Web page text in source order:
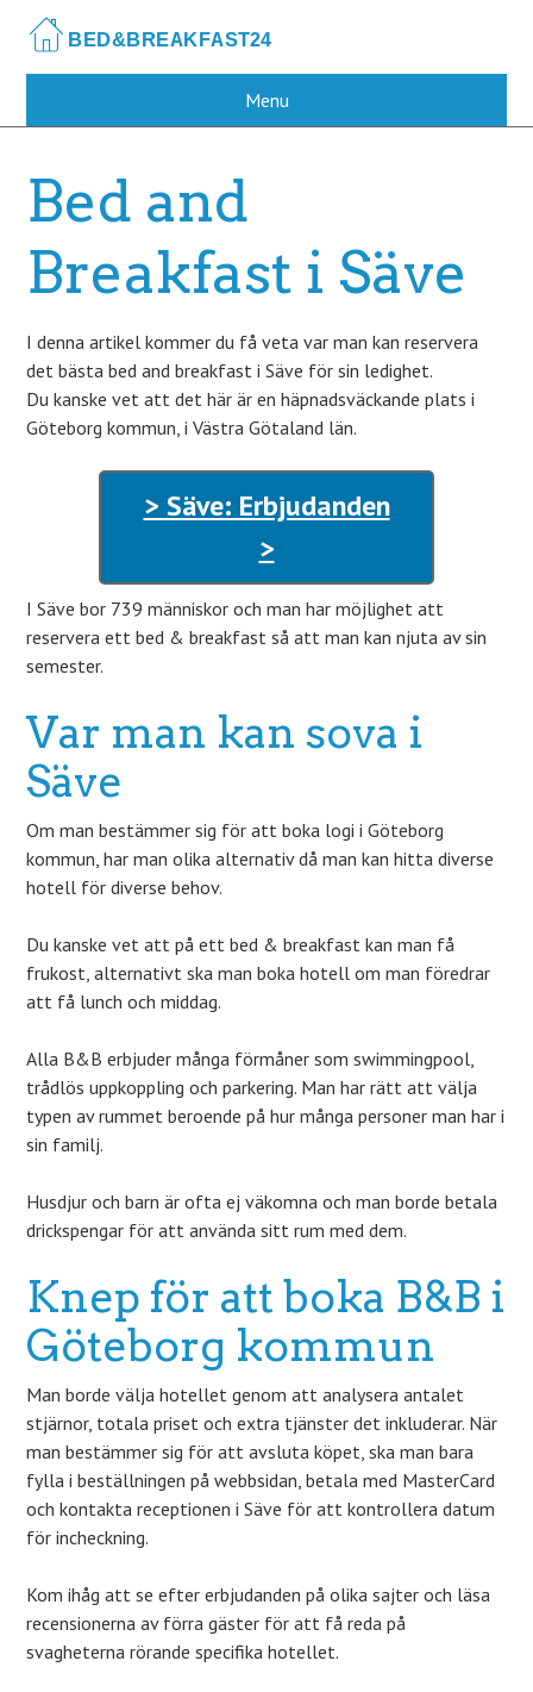
main
Menu
Bed and
Breakfast i Säve
I denna artikel kommer du få veta var man kan reservera
det bästa bed and breakfast i Säve för sin ledighet.
Du kanske vet att det här är en häpnadsväckande plats i
Göteborg kommun, i Västra Götaland län.
> Säve: Erbjudanden
>
I Säve bor 739 människor och man har möjlighet att
reservera ett bed & breakfast så att man kan njuta av sin
semester.
Var man kan sova i
Säve
Om man bestämmer sig för att boka logi i Göteborg
kommun, har man olika alternativ då man kan hitta diverse
hotell för diverse behov.
Du kanske vet att på ett bed & breakfast kan man få
frukost, alternativt ska man boka hotell om man föredrar
att få lunch och middag.
Alla B&B erbjuder många förmåner som swimmingpool,
trådlös uppkoppling och parkering. Man har rätt att välja
typen av rummet beroende på hur många personer man har i
sin familj.
Husdjur och barn är ofta ej väkomna och man borde betala
drickspengar för att använda sitt rum med dem.
Knep för att boka B&B i
Göteborg kommun
Man borde välja hotellet genom att analysera antalet
stjärnor, totala priset och extra tjänster det inkluderar. När
man bestämmer sig för att avsluta köpet, ska man bara
fylla i beställningen på webbsidan, betala med MasterCard
och kontakta receptionen i Säve för att kontrollera datum
för incheckning.
Kom ihåg att se efter erbjudanden på olika sajter och läsa
recensionerna av förra gäster för att få reda på
svagheterna rörande specifika hotellet.